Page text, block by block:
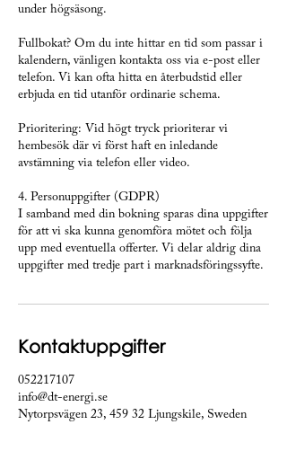
under högsäsong.
Fullbokat? Om du inte hittar en tid som passar i
kalendern, vänligen kontakta oss via e-post eller
telefon. Vi kan ofta hitta en återbudstid eller
erbjuda en tid utanför ordinarie schema.
Prioritering: Vid högt tryck prioriterar vi
hembesök där vi först haft en inledande
avstämning via telefon eller video.
4. Personuppgifter (GDPR)
I samband med din bokning sparas dina uppgifter
för att vi ska kunna genomföra mötet och följa
upp med eventuella offerter. Vi delar aldrig dina
uppgifter med tredje part i marknadsföringssyfte.
Kontaktuppgifter
052217107
info@dt-energi.se
Nytorpsvägen 23, 459 32 Ljungskile, Sweden